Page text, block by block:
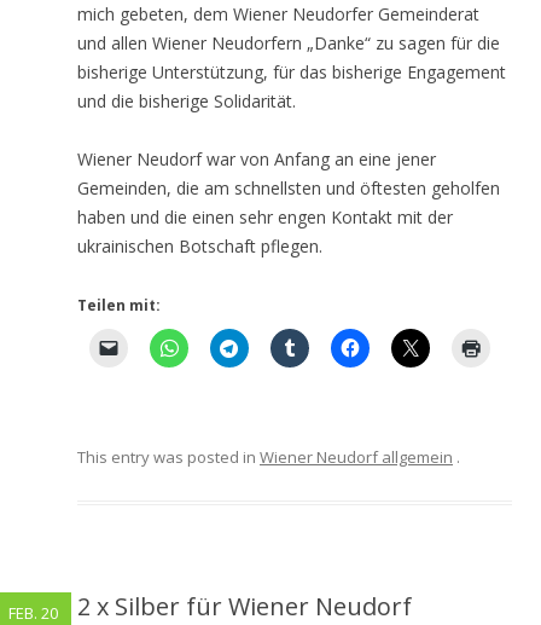
mich gebeten, dem Wiener Neudorfer Gemeinderat
und allen Wiener Neudorfern „Danke“ zu sagen für die
bisherige Unterstützung, für das bisherige Engagement
und die bisherige Solidarität.
Wiener Neudorf war von Anfang an eine jener
Gemeinden, die am schnellsten und öftesten geholfen
haben und die einen sehr engen Kontakt mit der
ukrainischen Botschaft pflegen.
Teilen mit:
This entry was posted in Wiener Neudorf allgemein .
2 x Silber für Wiener Neudorf
FEB. 20